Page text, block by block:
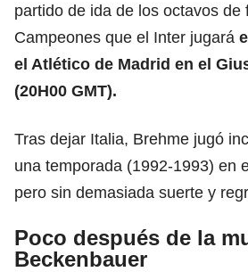
partido de ida de los octavos de
Campeones que el Inter jugará
el Atlético de Madrid en el
(20H00 GMT).
Tras dejar Italia, Brehme jugó
una temporada (1992-1993) en
pero sin demasiada suerte y
Poco después de la
Beckenbauer